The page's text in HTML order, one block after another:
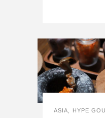
ASIA HYPE